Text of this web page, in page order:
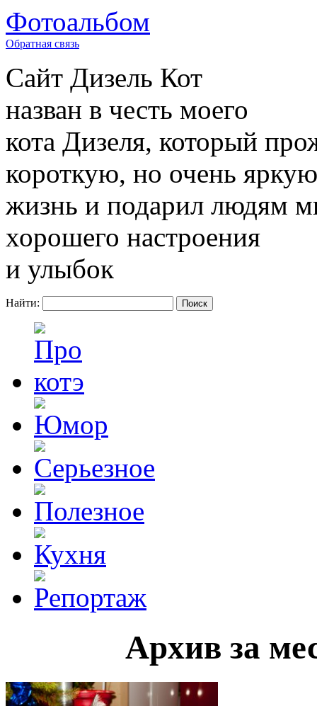
Фотоальбом
Обратная связь
Сайт Дизель Кот
назван в честь моего
кота Дизеля, который
короткую, но очень яркую
жизнь и подарил людям
хорошего настроения
и улыбок
Найти:
Архив за